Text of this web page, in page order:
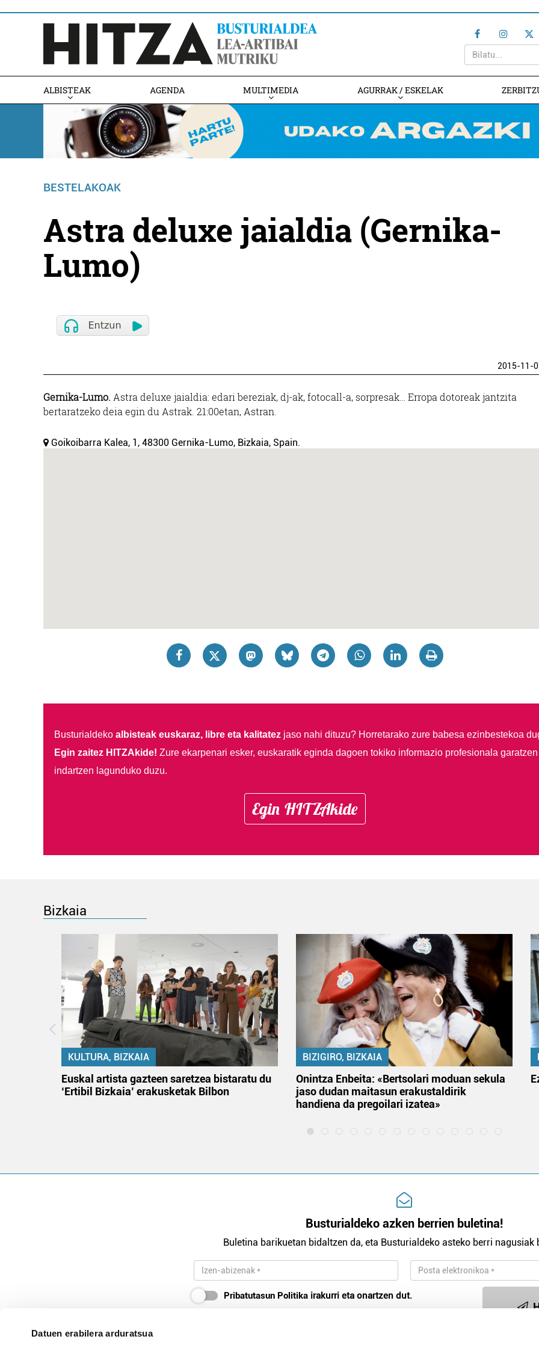
Datuen erabilera arduratsua
ALBISTEAK AGENDA MULTIMEDIA AGURRAK / ESKELAK
BESTELAKOAK
Astra deluxe jaialdia (Gernika-
Lumo)
2015-11-
Gernika-Lumo. Astra deluxe jaialdia: edari bereziak, dj-ak, fotocall-a, sorpresak… Erropa dotoreak jantzita
bertaratzeko deia egin du Astrak. 21:00etan, Astran.
Goikoibarra Kalea, 1, 48300 Gernika-Lumo, Bizkaia, Spain.
Busturialdeko albisteak euskaraz, libre eta kalitatezjaso nahi dituzu? Horretarako zure babesa ezinbestekoa
Egin zaitez HITZAkide! Zure ekarpenari esker, euskaratik eginda dagoen tokiko informazio profesionala garatzen
indartzen lagunduko duzu.
Egin HITZAkide
Bizkaia
KULTURA, BIZKAIA
Euskal artista gazteen saretzea bistaratu du
‘Ertibil Bizkaia’ erakusketak Bilbon
BIZIGIRO, BIZKAIA
Onintza Enbeita: «Bertsolari moduan sekula
jaso dudan maitasun erakustaldirik
handiena da pregoilari izatea»
Busturialdeko azken berrien buletina!
Buletina barikuetan bidaltzen da, eta Busturialdeko asteko berri nagusiak
Pribatutasun Politika irakurri eta onartzen dut.